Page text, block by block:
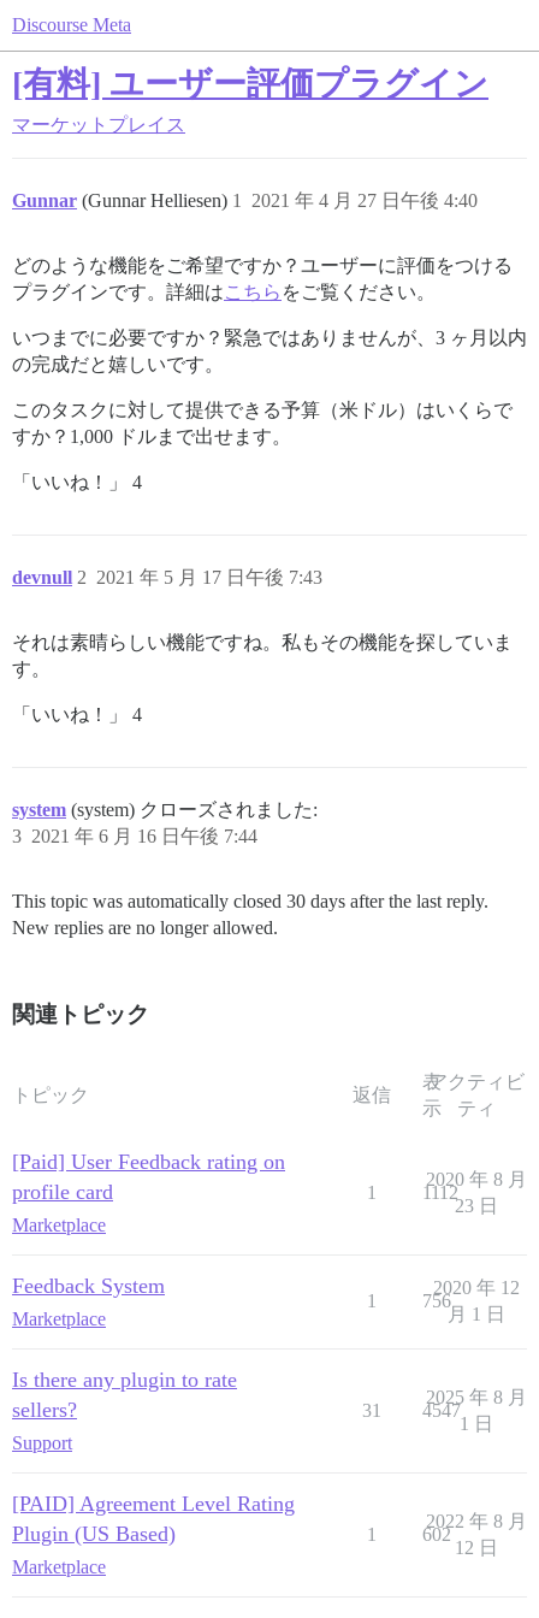
Discourse Meta
[有料] ユーザー評価プラグイン
マーケットプレイス
Gunnar (Gunnar Helliesen) 2021 年 4 月 27 日午後 4:40
1
どのような機能をご希望ですか？ユーザーに評価をつける
プラグインです。詳細はこちら をご覧ください。
いつまでに必要ですか？緊急ではありませんが、3 ヶ月以内
の完成だと嬉しいです。
このタスクに対して提供できる予算（米ドル）はいくらで
すか？1,000 ドルまで出せます。
「いいね！」 4
devnull 2021 年 5 月 17 日午後 7:43
2
それは素晴らしい機能ですね。私もその機能を探していま
す。
「いいね！」 4
system (system) クローズされました:
2021 年 6 月 16 日午後 7:44
3
This topic was automatically closed 30 days after the last reply.
New replies are no longer allowed.
関連トピック
トピック 返信
表
示
アクティビ
ティ
[Paid] User Feedback rating on
profile card
Marketplace
1 1112
2020 年 8 月
23 日
Feedback System
Marketplace
1 756
2020 年 12
月 1 日
Is there any plugin to rate
sellers?
Support
31 4547
2025 年 8 月
1 日
[PAID] Agreement Level Rating
Plugin (US Based)
Marketplace
1 602
2022 年 8 月
12 日